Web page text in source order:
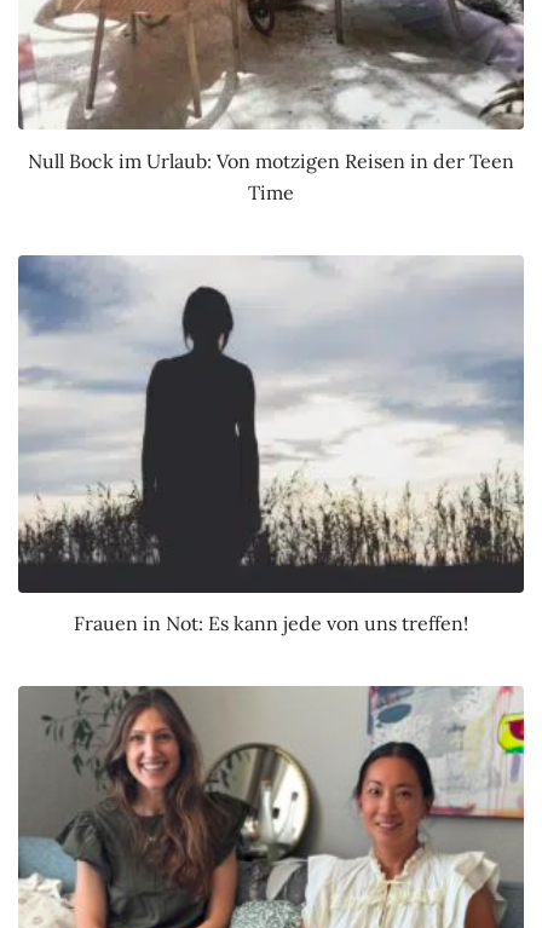
Null Bock im Urlaub: Von motzigen Reisen in der Teen
Time
Frauen in Not: Es kann jede von uns treffen!